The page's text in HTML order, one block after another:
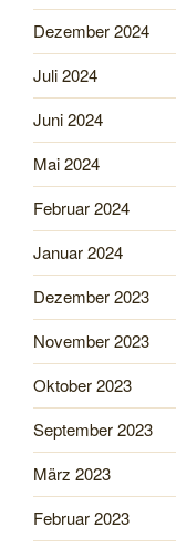
Dezember 2024
Juli 2024
Juni 2024
Mai 2024
Februar 2024
Januar 2024
Dezember 2023
November 2023
Oktober 2023
September 2023
März 2023
Februar 2023